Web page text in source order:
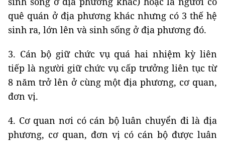
quê quán ở địa phương khác nhưng có 3 thế hệ
sinh ra, lớn lên và sinh sống ở địa phương đó.
3. Cán bộ giữ chức vụ quá hai nhiệm kỳ liên
tiếp là người giữ chức vụ cấp trưởng liên tục từ
8 năm trở lên ở cùng một địa phương, cơ quan,
đơn vị.
4. Cơ quan nơi có cán bộ luân chuyển đi là địa
phương, cơ quan, đơn vị có cán bộ được luân